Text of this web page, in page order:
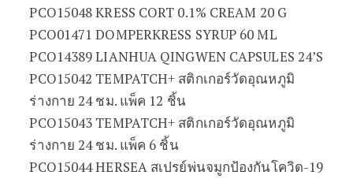
PCO15048 KRESS CORT 0.1% CREAM 20 G
PCO01471 DOMPERKRESS SYRUP 60 ML
PCO14389 LIANHUA QINGWEN CAPSULES 24’S
PCO15042 TEMPATCH+ สติกเกอร์วัดอุณหภูมิ
ร่างกาย 24 ชม. แพ็ค 12 ชิ้น
PCO15043 TEMPATCH+ สติกเกอร์วัดอุณหภูมิ
ร่างกาย 24 ชม. แพ็ค 6 ชิ้น
PCO15044 HERSEA สเปรย์พ่นจมูกป้องกันโควิด-19